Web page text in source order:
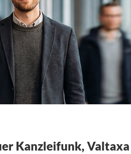
Kanzleifunk,